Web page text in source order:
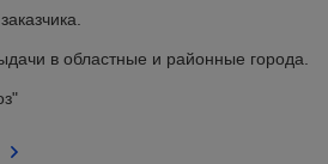
в областные и районные города.